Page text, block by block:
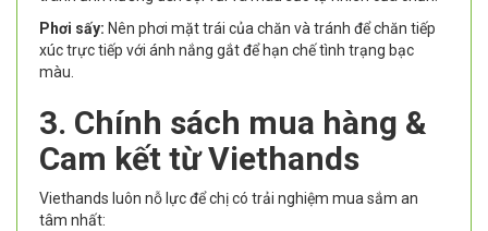
Phơi sấy: Nên phơi mặt trái của chăn và tránh để chăn tiếp
xúc trực tiếp với ánh nắng gắt để hạn chế tình trạng bạc
màu.
3. Chính sách mua hàng &
Cam kết từ Viethands
Viethands luôn nỗ lực để chị có trải nghiệm mua sắm an
tâm nhất: